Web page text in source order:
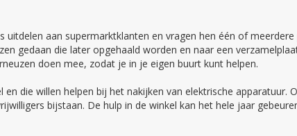
aan supermarktklanten en vragen hen één of
gedaan die later opgehaald worden en naar een
doen mee, zodat je in je eigen buurt kunt helpen.
die willen helpen bij het nakijken van elektrische apparatuur.
bijstaan. De hulp in de winkel kan het hele jaar